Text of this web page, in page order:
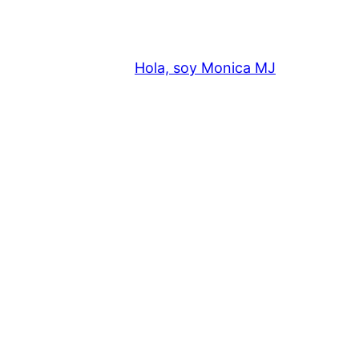
Hola, soy Monica MJ